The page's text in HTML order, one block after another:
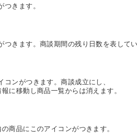
つきます。
つきます。商談期間の残り日数を表して
ンがつきます。商談成立にし、
に移動し商品一覧からは消えます。
商品にこのアイコンがつきます。